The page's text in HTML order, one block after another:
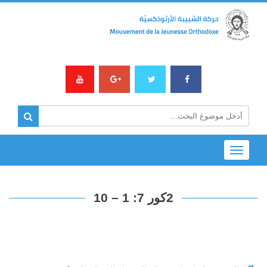
Toggle
navigation
2كور 7: 1 – 10